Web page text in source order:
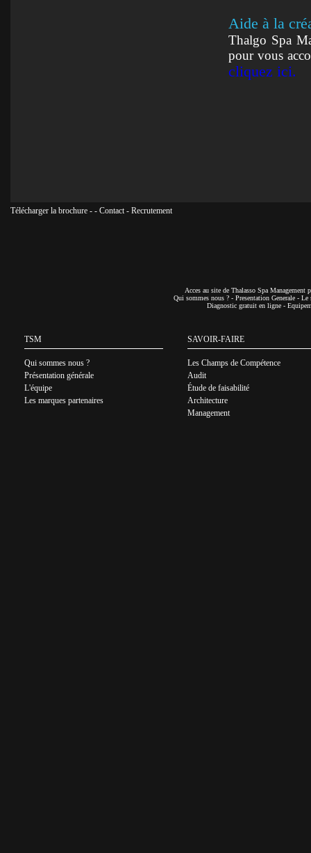
Aide à la
Thalgo Spa
pour vous
cliquez ici.
Télécharger la brochure - - Contact- Recrutement
Acces au site de Thalasso Spa Management
Qui sommes nous ? - Presentation Generale - Le
Diagnostic gratuit en ligne-
TSM
Qui sommes nous ?
Présentation générale
L'équipe
Les marques partenaires
SAVOIR-FAIRE
Les Champs de Compétence
Audit
Étude de faisabilité
Architecture
Management